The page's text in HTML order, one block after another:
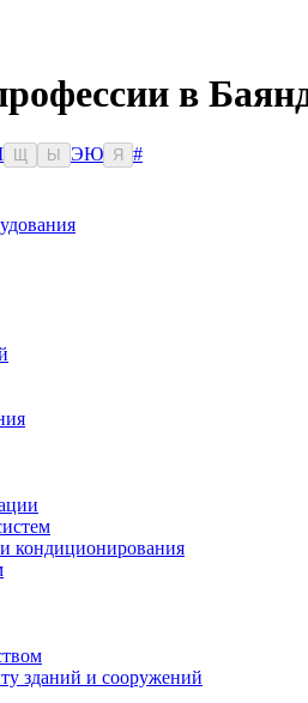
в
Ы ЭЮ Я
#
кондиционирования
зданий и сооружений